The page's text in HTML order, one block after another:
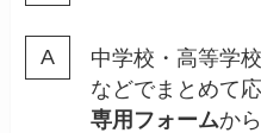
中学校・高等学
などでまとめて
専用フォームか